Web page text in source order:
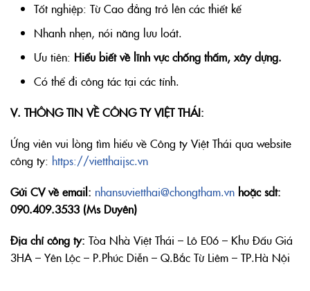
Tốt nghiệp: Từ Cao đẳng trở lên các thiết kế
Nhanh nhẹn, nói năng lưu loát.
Ưu tiên: Hiểu biết về lĩnh vực chống thấm, xây dựng.
Có thể đi công tác tại các tỉnh.
V. THÔNG TIN VỀ CÔNG TY VIỆT THÁI:
Ứng viên vui lòng tìm hiểu về Công ty Việt Thái qua website
công ty: https://vietthaijsc.vn
Gửi CV về email: nhansuvietthai@chongtham.vn hoặc sdt:
090.409.3533 (Ms Duyên)
Địa chỉ công ty: Tòa Nhà Việt Thái – Lô E06 – Khu Đấu Giá
3HA – Yên Lộc – P.Phúc Diễn – Q.Bắc Từ Liêm – TP.Hà Nội